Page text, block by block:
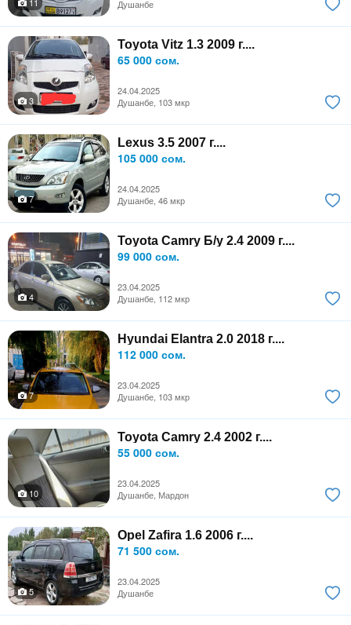
Душанбе
Toyota Vitz 1.3 2009 г....
65 000 сом.
24.04.2025
3
Душанбе, 103 мкр
Lexus 3.5 2007 г....
105 000 сом.
24.04.2025
7
Душанбе, 46 мкр
Toyota Camry Б/у 2.4 2009 г....
99 000 сом.
23.04.2025
4
Душанбе, 112 мкр
Hyundai Elantra 2.0 2018 г....
112 000 сом.
23.04.2025
7
Душанбе, 103 мкр
Toyota Camry 2.4 2002 г....
55 000 сом.
23.04.2025
10
Душанбе, Мардон
Opel Zafira 1.6 2006 г....
71 500 сом.
23.04.2025
5
Душанбе